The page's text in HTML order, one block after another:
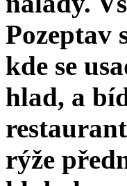
Pozeptav
kde se
hlad, a
rýže